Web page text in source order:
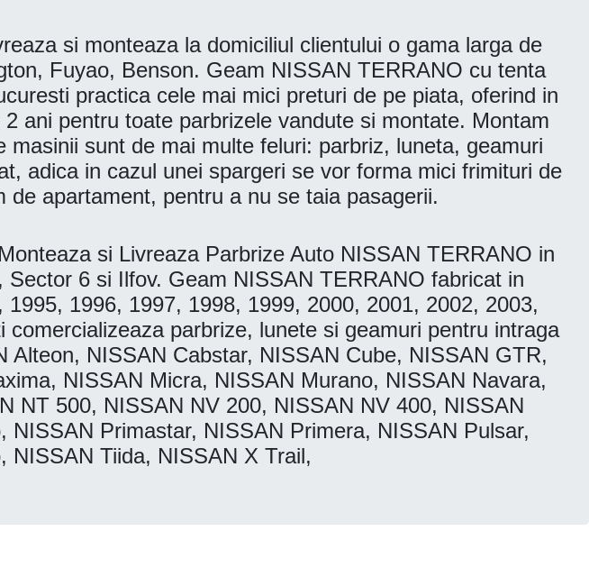
si monteaza la domiciliul clientului o gama larga de
Fuyao, Benson. Geam NISSAN TERRANO cu tenta
practica cele mai mici preturi de pe piata, oferind in
ani pentru toate parbrizele vandute si montate. Montam
sunt de mai multe feluri: parbriz, luneta, geamuri
adica in cazul unei spargeri se vor forma mici frimituri de
apartament, pentru a nu se taia pasagerii.
si Livreaza Parbrize Auto NISSAN TERRANO in
6 si Ilfov. Geam NISSAN TERRANO fabricat in
1996, 1997, 1998, 1999, 2000, 2001, 2002, 2003,
parbrize, lunete si geamuri pentru intraga
NISSAN Cabstar, NISSAN Cube, NISSAN GTR,
NISSAN Micra, NISSAN Murano, NISSAN Navara,
NT 500, NISSAN NV 200, NISSAN NV 400, NISSAN
Primastar, NISSAN Primera, NISSAN Pulsar,
NISSAN Tiida, NISSAN X Trail,